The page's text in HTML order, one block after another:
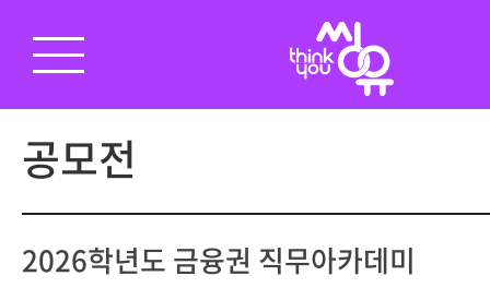
공모전
2026학년도 금융권 직무아카데미